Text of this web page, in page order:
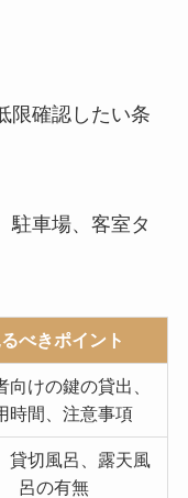
限確認したい条
駐車場、客室タ
るべきポイント
向けの鍵の貸出、
時間、注意事項
貸切風呂、露天風
呂の有無